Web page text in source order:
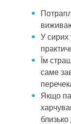
У сирих
Їм
саме
Якщо
близько